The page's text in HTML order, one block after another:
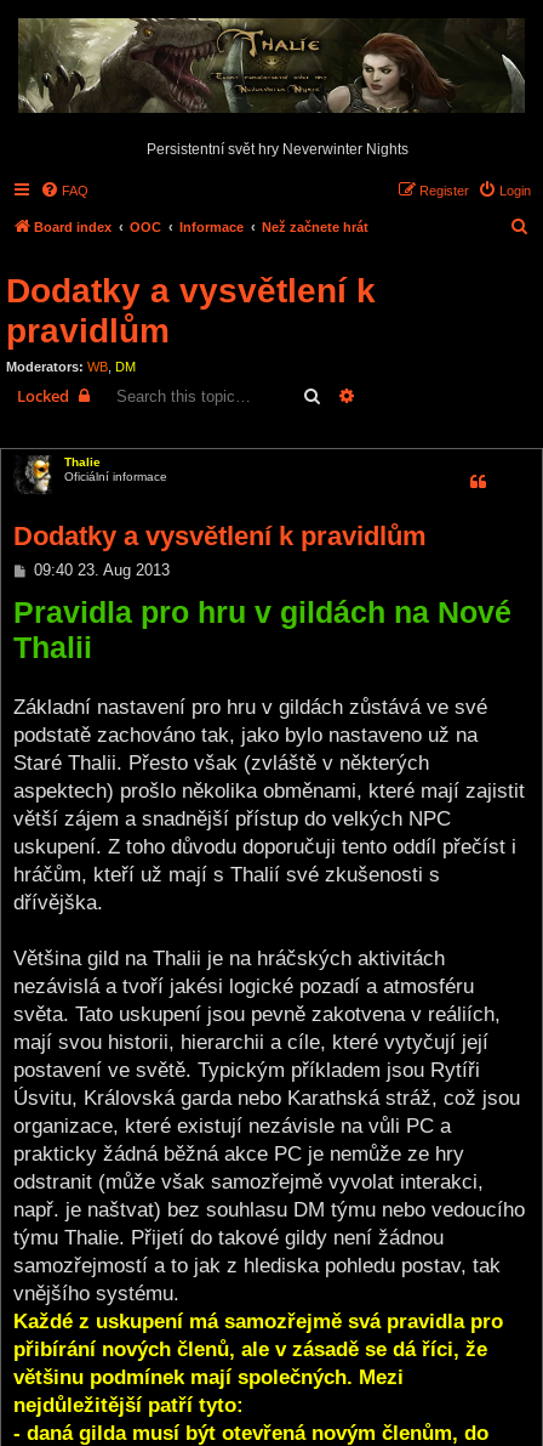
Persistentní svět hry Neverwinter Nights
FAQ Login
Register
Board index OOC Informace Než začnete hrát
Dodatky a vysvětlení k
pravidlům
Moderators: WB DM
Locked Search
Thalie
Oficiální informace
Dodatky a vysvětlení k pravidlům
P
s
09:40 23. Aug 2013
Pravidla pro hru v gildách na Nové
Thalii
Základní nastavení pro hru v gildách zůstává ve své
podstatě zachováno tak, jako bylo nastaveno už na
Staré Thalii. Přesto však (zvláště v některých
aspektech) prošlo několika obměnami, které mají zajistit
větší zájem a snadnější přístup do velkých NPC
uskupení. Z toho důvodu doporučuji tento oddíl přečíst i
hráčům, kteří už mají s Thalií své zkušenosti s
dřívějška.
Většina gild na Thalii je na hráčských aktivitách
nezávislá a tvoří jakési logické pozadí a atmosféru
světa. Tato uskupení jsou pevně zakotvena v reáliích,
mají svou historii, hierarchii a cíle, které vytyčují její
postavení ve světě. Typickým příkladem jsou Rytíři
Úsvitu, Královská garda nebo Karathská stráž, což jsou
organizace, které existují nezávisle na vůli PC a
prakticky žádná běžná akce PC je nemůže ze hry
odstranit (může však samozřejmě vyvolat interakci,
např. je naštvat) bez souhlasu DM týmu nebo vedoucího
týmu Thalie. Přijetí do takové gildy není žádnou
samozřejmostí a to jak z hlediska pohledu postav, tak
vnějšího systému.
Každé z uskupení má samozřejmě svá pravidla pro
přibírání nových členů, ale v zásadě se dá říci, že
většinu podmínek mají společných. Mezi
nejdůležitější patří tyto:
- daná gilda musí být otevřená novým členům, do